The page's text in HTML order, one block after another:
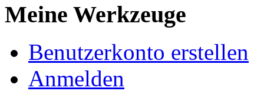
Meine Werkzeuge
Benutzerkonto erstellen
Anmelden